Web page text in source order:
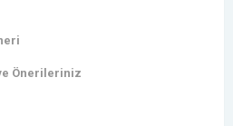
Önerileriniz